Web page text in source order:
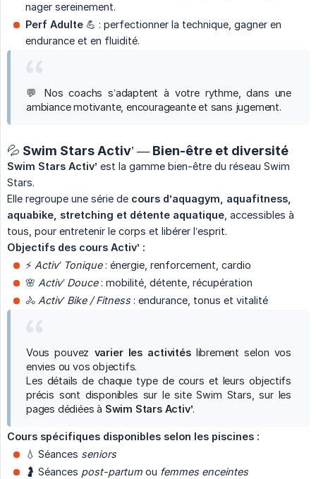
nager sereinement.
Perf Adulte 💪 : perfectionner la technique, gagner en
endurance et en fluidité.
💬 Nos coachs s’adaptent à votre rythme, dans une
ambiance motivante, encourageante et sans jugement.
💦 Swim Stars Activ’ — Bien-être et diversité
Swim Stars Activ’ est la gamme bien-être du réseau Swim
Stars.
Elle regroupe une série de cours d’aquagym, aquafitness,
aquabike, stretching et détente aquatique , accessibles à
tous, pour entretenir le corps et libérer l’esprit.
Objectifs des cours Activ’ :
⚡ Activ’ Tonique: énergie, renforcement, cardio
🌸 Activ’ Douce: mobilité, détente, récupération
🚴 Activ’ Bike / Fitness: endurance, tonus et vitalité
Vous pouvez varier les activitéslibrement selon vos
envies ou vos objectifs.
Les détails de chaque type de cours et leurs objectifs
précis sont disponibles sur le site Swim Stars, sur les
pages dédiées à Swim Stars Activ’.
Cours spécifiques disponibles selon les piscines :
💧 Séances seniors
🤰 Séances post-partum ou femmes enceintes